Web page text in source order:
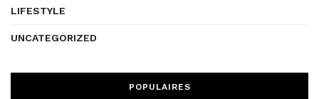
LIFESTYLE
UNCATEGORIZED
POPULAIRES